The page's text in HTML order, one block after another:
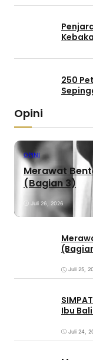
250
Opini
OPINI
Merawat
(Bagian 3)
Juli 26, 2026
Juli 25,
Ibu
Juli 24,